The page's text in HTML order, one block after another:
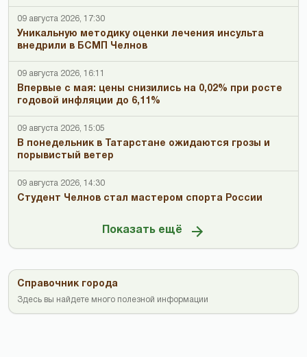
09 августа 2026, 17:30
Уникальную методику оценки лечения инсульта
внедрили в БСМП Челнов
09 августа 2026, 16:11
Впервые с мая: цены снизились на 0,02% при росте
годовой инфляции до 6,11%
09 августа 2026, 15:05
В понедельник в Татарстане ожидаются грозы и
порывистый ветер
09 августа 2026, 14:30
Студент Челнов стал мастером спорта России
Показать ещё
Справочник города
Здесь вы найдете много полезной информации